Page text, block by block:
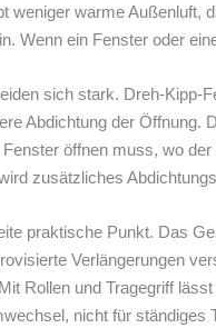
weniger warme Außenluft,
Wenn ein Fenster oder
sich stark. Dreh-Kipp-
Abdichtung der
öffnen muss, wo
zusätzliches
praktische Punkt. Das
Verlängerungen
Rollen und Tragegriff
nicht für ständiges